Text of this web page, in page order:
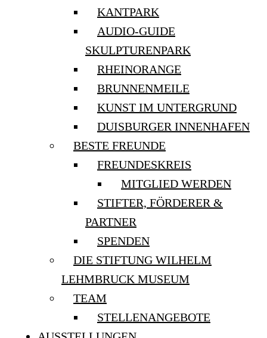
KANTPARK
AUDIO-GUIDE
SKULPTURENPARK
RHEINORANGE
BRUNNENMEILE
KUNST IM UNTERGRUND
DUISBURGER INNENHAFEN
BESTE FREUNDE
FREUNDESKREIS
MITGLIED WERDEN
STIFTER, FÖRDERER &
PARTNER
SPENDEN
DIE STIFTUNG WILHELM
LEHMBRUCK MUSEUM
TEAM
STELLENANGEBOTE